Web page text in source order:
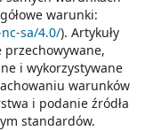
warunki:
sa/4.0/). Artykuły
i wykorzystywane
warunków
i podanie źródła
standardów.